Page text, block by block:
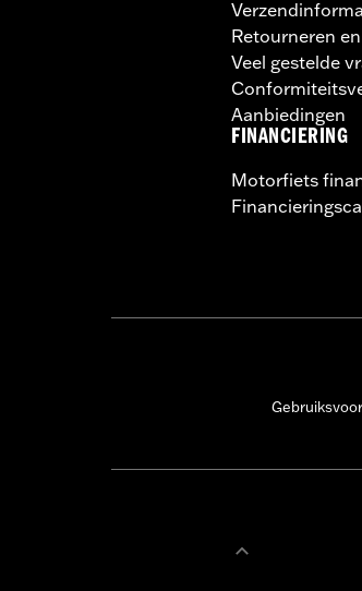
Retourneren
Veel gestelde
Aanbiedingen
FINANCIERING
Motorfiets